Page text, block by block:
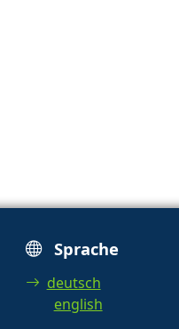
Sprache
deutsch
english